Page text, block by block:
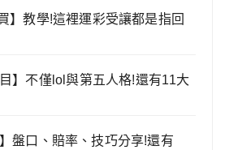
】教學!這裡運彩受讓都是指回
】不僅lol與第五人格!還有11大
盤口、賠率、技巧分享!還有